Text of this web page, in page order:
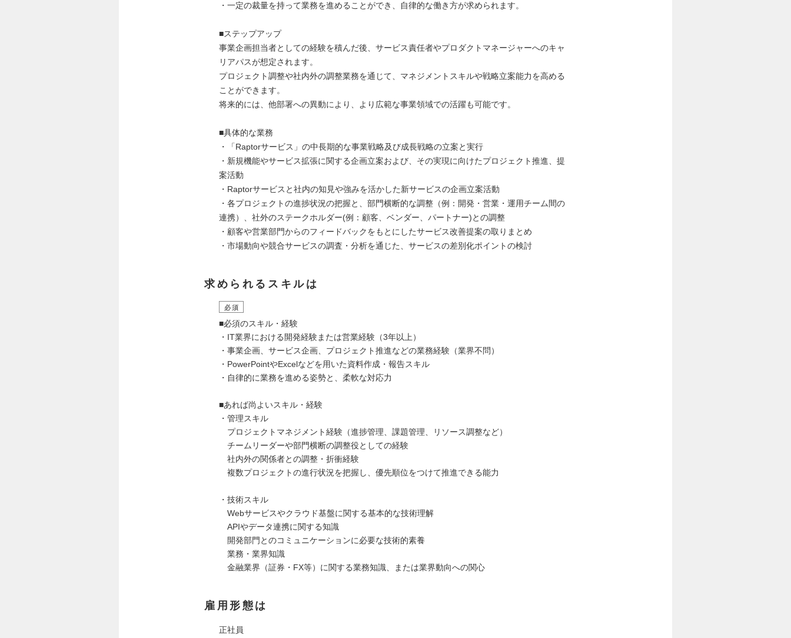
・一定の裁量を持って業務を進めることができ、自律的な働き方が求められます。
■ステップアップ
事業企画担当者としての経験を積んだ後、サービス責任者やプロダクトマネージャーへのキャ
リアパスが想定されます。
プロジェクト調整や社内外の調整業務を通じて、マネジメントスキルや戦略立案能力を高める
ことができます。
将来的には、他部署への異動により、より広範な事業領域での活躍も可能です。
■具体的な業務
・「Raptorサービス」の中長期的な事業戦略及び成長戦略の立案と実行
・新規機能やサービス拡張に関する企画立案および、その実現に向けたプロジェクト推進、提
案活動
・Raptorサービスと社内の知見や強みを活かした新サービスの企画立案活動
・各プロジェクトの進捗状況の把握と、部門横断的な調整（例：開発・営業・運用チーム間の
連携）、社外のステークホルダー(例：顧客、ベンダー、パートナー)との調整
・顧客や営業部門からのフィードバックをもとにしたサービス改善提案の取りまとめ
・市場動向や競合サービスの調査・分析を通じた、サービスの差別化ポイントの検討
求められるスキルは
必須
■必須のスキル・経験
・IT業界における開発経験または営業経験（3年以上）
・事業企画、サービス企画、プロジェクト推進などの業務経験（業界不問）
・PowerPointやExcelなどを用いた資料作成・報告スキル
・自律的に業務を進める姿勢と、柔軟な対応力
■あれば尚よいスキル・経験
・管理スキル
プロジェクトマネジメント経験（進捗管理、課題管理、リソース調整など）
チームリーダーや部門横断の調整役としての経験
社内外の関係者との調整・折衝経験
複数プロジェクトの進行状況を把握し、優先順位をつけて推進できる能力
・技術スキル
Webサービスやクラウド基盤に関する基本的な技術理解
APIやデータ連携に関する知識
開発部門とのコミュニケーションに必要な技術的素養
業務・業界知識
金融業界（証券・FX等）に関する業務知識、または業界動向への関心
雇用形態は
正社員